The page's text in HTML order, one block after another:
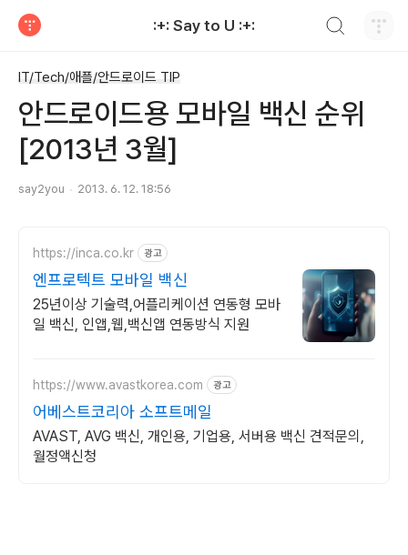
:+: Say to U :+:
IT/Tech/애플/안드로이드 TIP
안드로이드용 모바일 백신 순위
[2013년 3월]
say2you 2013. 6. 12. 18:56
https://inca.co.kr 광고
엔프로텍트 모바일 백신
25년이상 기술력,어플리케이션 연동형 모바
일 백신, 인앱,웹,백신앱 연동방식 지원
https://www.avastkorea.com 광고
어베스트코리아 소프트메일
AVAST, AVG 백신, 개인용, 기업용, 서버용 백신 견적문의,
월정액신청